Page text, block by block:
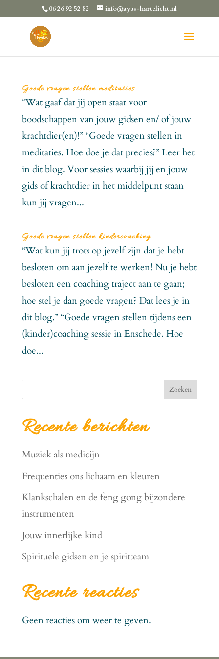
06 26 92 52 82 info@ayus-hartelicht.nl
Goede vragen stellen meditaties
“Wat gaaf dat jij open staat voor
boodschappen van jouw gidsen en/ of jouw
krachtdier(en)!” “Goede vragen stellen in
meditaties. Hoe doe je dat precies?” Leer het
in dit blog. Voor sessies waarbij jij en jouw
gids of krachtdier in het middelpunt staan
kun jij vragen...
Goede vragen stellen kindercoaching
“Wat kun jij trots op jezelf zijn dat je hebt
besloten om aan jezelf te werken! Nu je hebt
besloten een coaching traject aan te gaan;
hoe stel je dan goede vragen? Dat lees je in
dit blog.” “Goede vragen stellen tijdens een
(kinder)coaching sessie in Enschede. Hoe
doe...
Zoeken
Recente berichten
Muziek als medicijn
Frequenties ons lichaam en kleuren
Klankschalen en de feng gong bijzondere
instrumenten
Jouw innerlijke kind
Spirituele gidsen en je spiritteam
Recente reacties
Geen reacties om weer te geven.